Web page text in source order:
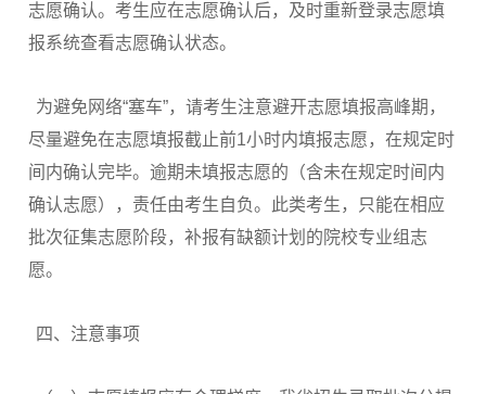
志愿确认。考生应在志愿确认后，及时重新登录志愿填
报系统查看志愿确认状态。
为避免网络“塞车”，请考生注意避开志愿填报高峰期，
尽量避免在志愿填报截止前1小时内填报志愿，在规定时
间内确认完毕。逾期未填报志愿的（含未在规定时间内
确认志愿），责任由考生自负。此类考生，只能在相应
批次征集志愿阶段，补报有缺额计划的院校专业组志
愿。
四、注意事项